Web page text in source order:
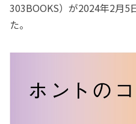
303BOOKS）が2024年2月5
た。